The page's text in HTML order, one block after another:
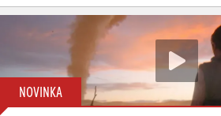
NOVINKA